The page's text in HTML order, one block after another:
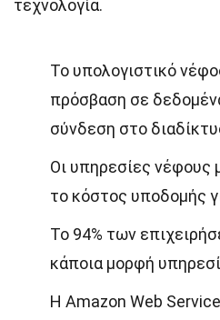
τεχνολογία.
Το υπολογιστικό
πρόσβαση σε
σύνδεση στο
Οι υπηρεσίες νέφους
το κόστος υποδομής
Το 94% των
κάποια μορφή
Η Amazon Web